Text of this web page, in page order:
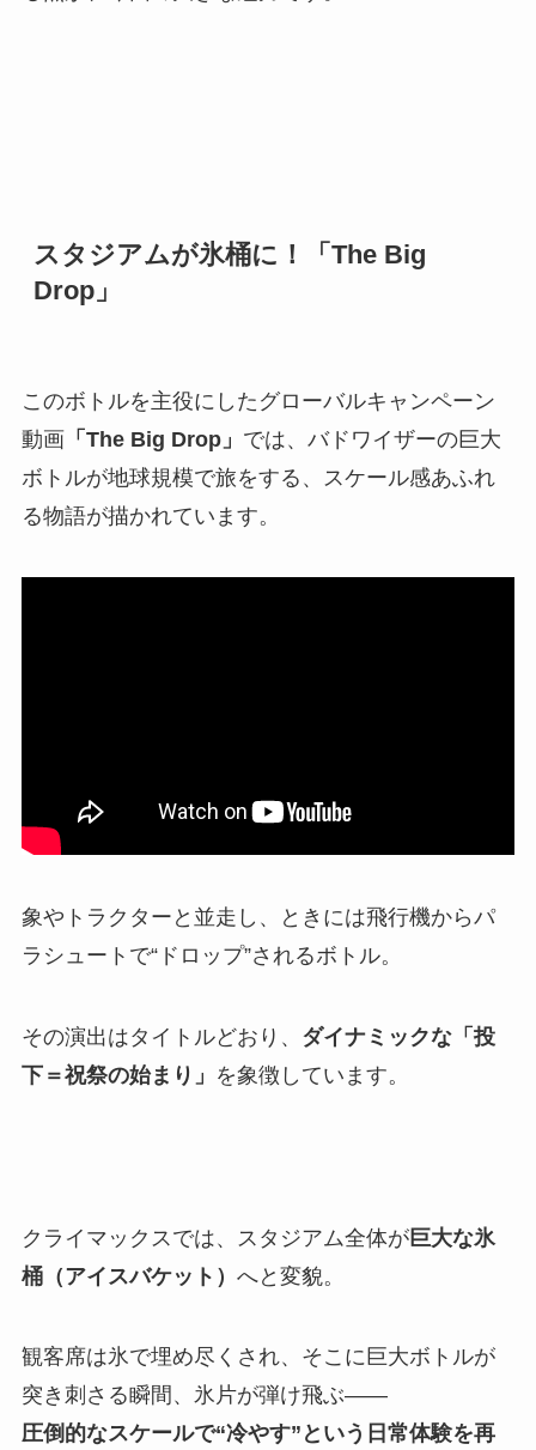
スタジアムが氷桶に！「The Big
Drop」
このボトルを主役にしたグローバルキャンペーン
動画「The Big Drop」 では、バドワイザーの巨大
ボトルが地球規模で旅をする、スケール感あふれ
る物語が描かれています。
象やトラクターと並走し、ときには飛行機からパ
ラシュートで“ドロップ”されるボトル。
その演出はタイトルどおり、 ダイナミックな「投
下＝祝祭の始まり」 を象徴しています。
クライマックスでは、スタジアム全体が巨大な氷
桶（アイスバケット） へと変貌。
観客席は氷で埋め尽くされ、そこに巨大ボトルが
突き刺さる瞬間、氷片が弾け飛ぶ——
圧倒的なスケールで“冷やす”という日常体験を再